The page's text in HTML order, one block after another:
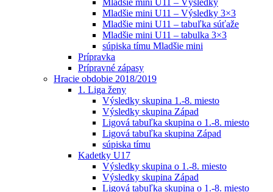
Mladšie mini U11 – Výsledky 3×3
Mladšie mini U11 – tabuľka súťaže
Mladšie mini U11 – tabulka 3×3
súpiska tímu Mladšie mini
Prípravka
Prípravné zápasy
Hracie obdobie 2018/2019
1. Liga ženy
Výsledky skupina 1.-8. miesto
Výsledky skupina Západ
Ligová tabuľka skupina o 1.-8. miesto
Ligová tabuľka skupina Západ
súpiska tímu
Kadetky U17
Výsledky skupina o 1.-8. miesto
Výsledky skupina Západ
Ligová tabuľka skupina o 1.-8. miesto